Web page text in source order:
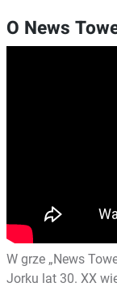
O News
W grze „News
Jorku lat 30. XX